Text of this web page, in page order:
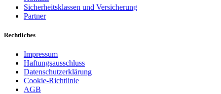
Sicherheitsklassen und Versicherung
Partner
Rechtliches
Impressum
Haftungsausschluss
Datenschutzerklärung
Cookie-Richtlinie
AGB